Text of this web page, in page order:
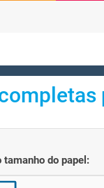
tamanho do papel: